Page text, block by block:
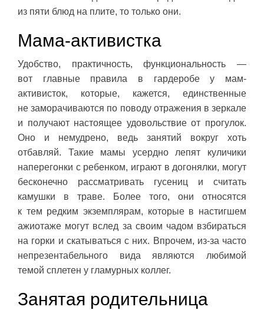
из пяти блюд на плите, то только они.
Мама-активистка
Удобство, практичность, функциональность —
вот главные правила в гардеробе у мам-
активисток, которые, кажется, единственные
не заморачиваются по поводу отражения в зеркале
и получают настоящее удовольствие от прогулок.
Оно и немудрено, ведь занятий вокруг хоть
отбавляй. Такие мамы усердно лепят куличики
наперегонки с ребенком, играют в догонялки, могут
бесконечно рассматривать гусениц и считать
камушки в траве. Более того, они относятся
к тем редким экземплярам, которые в настигшем
ажиотаже могут вслед за своим чадом взбираться
на горки и скатываться с них. Впрочем, из-за часто
непрезентабельного вида являются любимой
темой сплетен у гламурных коллег.
Занятая родительница